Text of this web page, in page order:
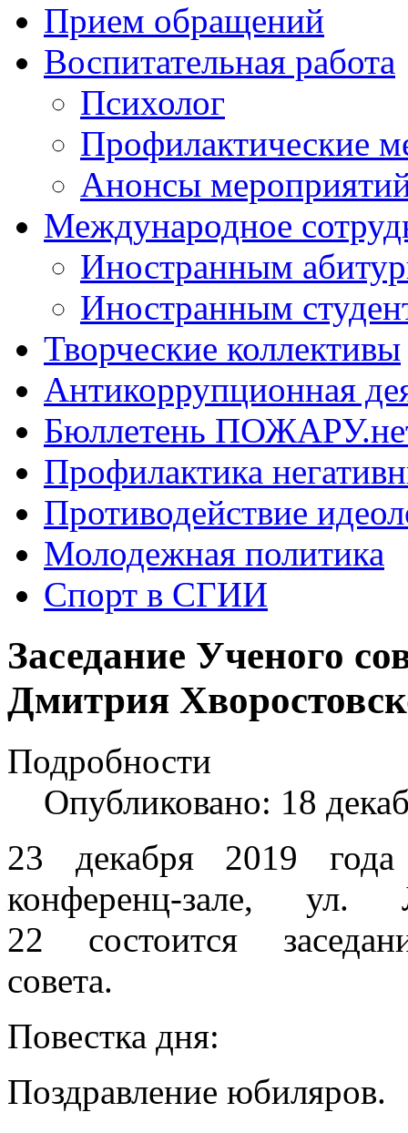
Прием обращений
Воспитательная работа
Психолог
Профилактические
Анонсы
Международное
Иностранным
Иностранным
Творческие коллективы
Антикоррупционная
Бюллетень
Профилактика
Противодействие
Молодежная политика
Спорт в СГИИ
Заседание Ученого
Дмитрия
Подробности
Опубликовано: 18
23 декабря 2019
конференц-зале,
22 состоится
совета.
Повестка дня:
Поздравление юбиляров.